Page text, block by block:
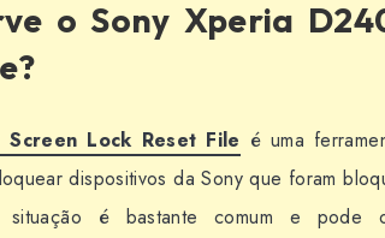
o Sony Xperia
Lock Reset File é uma
dispositivos da Sony que foram
é bastante comum e pode